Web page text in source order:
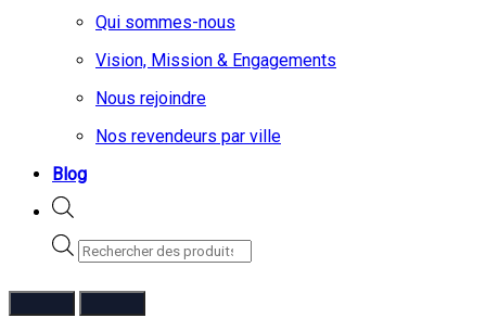
Qui sommes-nous
Vision, Mission & Engagements
Nous rejoindre
Nos revendeurs par ville
Blog
Recherche
de